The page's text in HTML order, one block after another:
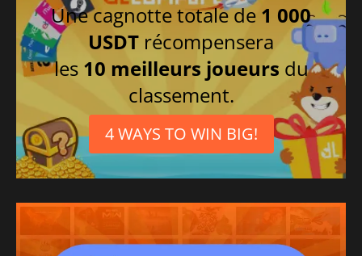
Une cagnotte totale de 1 000
USDT récompensera
les 10 meilleurs joueurs du
classement.
4 WAYS TO WIN BIG!